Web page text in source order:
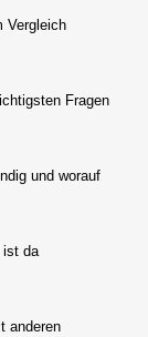
Vergleich
Fragen
und worauf
ist da
anderen